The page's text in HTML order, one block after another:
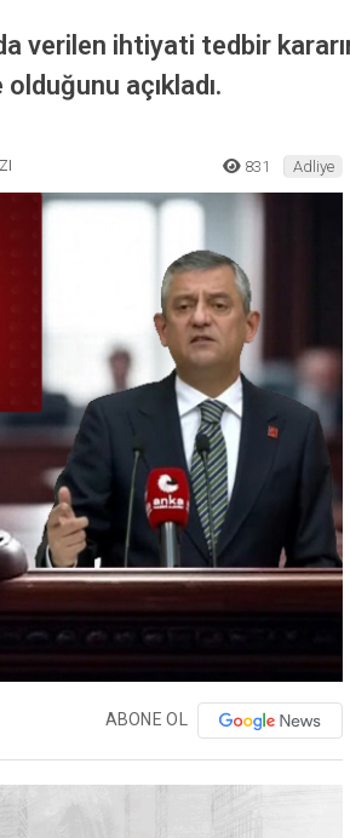
verilen ihtiyati tedbir
açıkladı.
831 Adliye
ABONE OL